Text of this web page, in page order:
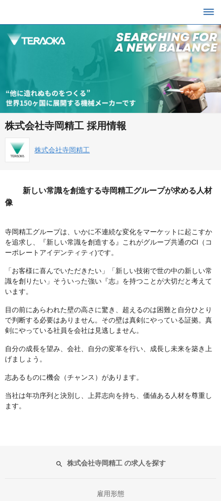
株式会社寺岡精工 採用情報
株式会社寺岡精工
新しい常識を創造する寺岡精工グループが求める人材
像
寺岡精工グループは、いかに不連続な変化をマーケットに起こすか
を追求し、『新しい常識を創造する』これがグループ共通のCI（コ
ーポレートアイデンティティ)です。
「お客様に喜んでいただきたい」「新しい技術で世の中の新しい常
識を創りたい」そういった強い『志』を持つことが大切だと考えて
います。
目の前にあらわれた壁の高さに驚き、超えるのは困難と自分ひとり
で判断する必要はありません。その壁は真剣にやっている証拠。真
剣にやっている社員を会社は見逃しません。
自分の成長を望み、会社、自分の変革を行い、成長し未来を築き上
げましょう。
志あるものに機会（チャンス）があります。
当社は年功序列と決別し、上昇志向を持ち、価値ある人材を尊重し
ます。
株式会社寺岡精工 の求人を探す
雇用形態